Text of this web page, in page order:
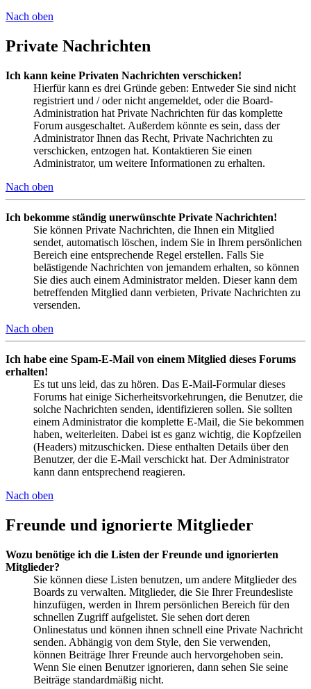
Nach oben
Private Nachrichten
Ich kann keine Privaten Nachrichten verschicken!
Hierfür kann es drei Gründe geben: Entweder Sie sind nicht
registriert und / oder nicht angemeldet, oder die Board-
Administration hat Private Nachrichten für das komplette
Forum ausgeschaltet. Außerdem könnte es sein, dass der
Administrator Ihnen das Recht, Private Nachrichten zu
verschicken, entzogen hat. Kontaktieren Sie einen
Administrator, um weitere Informationen zu erhalten.
Nach oben
Ich bekomme ständig unerwünschte Private Nachrichten!
Sie können Private Nachrichten, die Ihnen ein Mitglied
sendet, automatisch löschen, indem Sie in Ihrem persönlichen
Bereich eine entsprechende Regel erstellen. Falls Sie
belästigende Nachrichten von jemandem erhalten, so können
Sie dies auch einem Administrator melden. Dieser kann dem
betreffenden Mitglied dann verbieten, Private Nachrichten zu
versenden.
Nach oben
Ich habe eine Spam-E-Mail von einem Mitglied dieses Forums
erhalten!
Es tut uns leid, das zu hören. Das E-Mail-Formular dieses
Forums hat einige Sicherheitsvorkehrungen, die Benutzer, die
solche Nachrichten senden, identifizieren sollen. Sie sollten
einem Administrator die komplette E-Mail, die Sie bekommen
haben, weiterleiten. Dabei ist es ganz wichtig, die Kopfzeilen
(Headers) mitzuschicken. Diese enthalten Details über den
Benutzer, der die E-Mail verschickt hat. Der Administrator
kann dann entsprechend reagieren.
Nach oben
Freunde und ignorierte Mitglieder
Wozu benötige ich die Listen der Freunde und ignorierten
Mitglieder?
Sie können diese Listen benutzen, um andere Mitglieder des
Boards zu verwalten. Mitglieder, die Sie Ihrer Freundesliste
hinzufügen, werden in Ihrem persönlichen Bereich für den
schnellen Zugriff aufgelistet. Sie sehen dort deren
Onlinestatus und können ihnen schnell eine Private Nachricht
senden. Abhängig von dem Style, den Sie verwenden,
können Beiträge Ihrer Freunde auch hervorgehoben sein.
Wenn Sie einen Benutzer ignorieren, dann sehen Sie seine
Beiträge standardmäßig nicht.